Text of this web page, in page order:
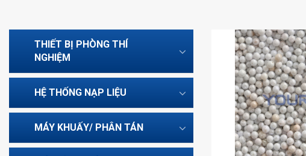
THIẾT BỊ PHÒNG THÍ
NGHIỆM
HỆ THỐNG NẠP LIỆU
MÁY KHUẤY/ PHÂN TÁN